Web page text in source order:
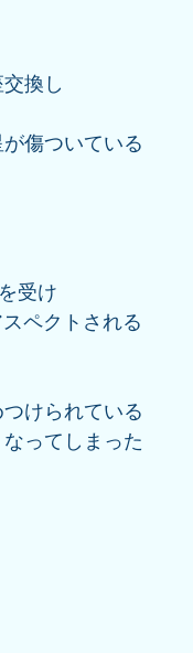
換し
傷ついている
受け
ペクトされる
けられている
ってしまった